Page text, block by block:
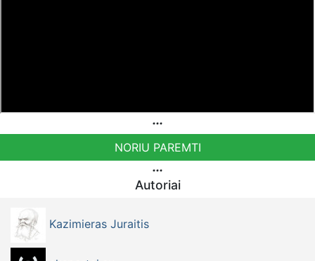
Sąskaita - BE92 9741 1390 8123
Bankas MONESE, SWIFT (BIC) kodas PESOBEB1
NORIU PAREMTI
Autoriai
Kazimieras Juraitis